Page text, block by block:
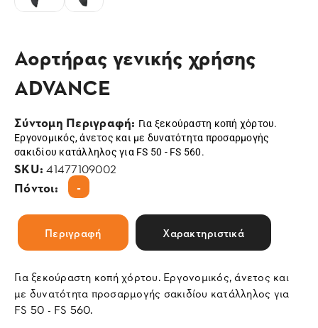
Αορτήρας γενικής χρήσης
ADVANCE
Σύντομη Περιγραφή: Για ξεκούραστη κοπή χόρτου.
Εργονομικός, άνετος και με δυνατότητα προσαρμογής
σακιδίου κατάλληλος για FS 50 - FS 560.
SKU:41477109002
Πόντοι: -
Περιγραφή Χαρακτηριστικά
Για ξεκούραστη κοπή χόρτου. Εργονομικός, άνετος και
με δυνατότητα προσαρμογής σακιδίου κατάλληλος για
FS 50 - FS 560.